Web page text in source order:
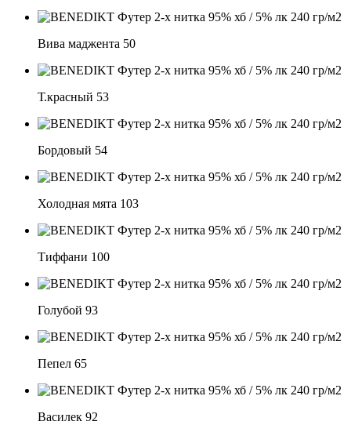
Вива маджента 50
Т.красный 53
Бордовый 54
Холодная мята 103
Тиффани 100
Голубой 93
Пепел 65
Василек 92